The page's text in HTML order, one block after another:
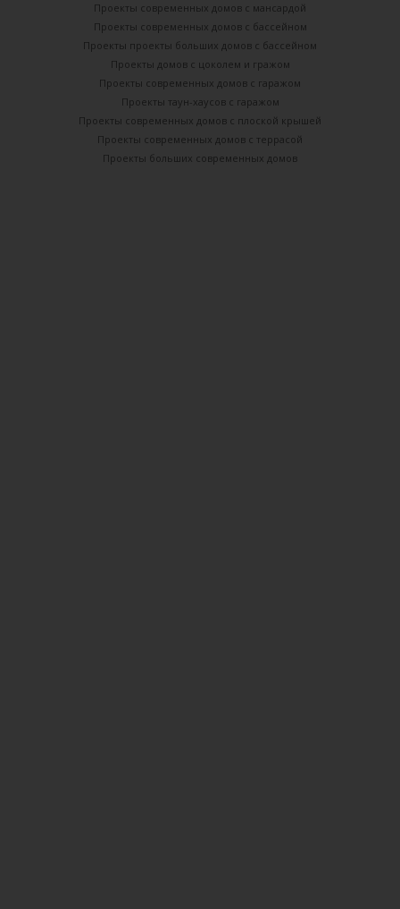
Проекты современных домов с мансардой
Проекты современных домов с бассейном
Проекты проекты больших домов с бассейном
Проекты домов с цоколем и гражом
Проекты современных домов с гаражом
Проекты таун-хаусов с гаражом
Проекты современных домов с плоской крышей
Проекты современных домов с террасой
Проекты больших современных домов